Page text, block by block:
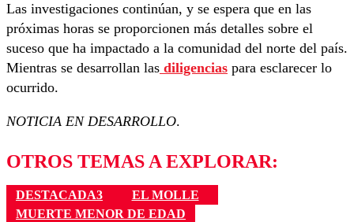
Las investigaciones continúan, y se espera que en las
próximas horas se proporcionen más detalles sobre el
suceso que ha impactado a la comunidad del norte del país.
Mientras se desarrollan las diligencias para esclarecer lo
ocurrido.
NOTICIA EN DESARROLLO.
OTROS TEMAS A EXPLORAR:
DESTACADA3
EL MOLLE
MUERTE MENOR DE EDAD